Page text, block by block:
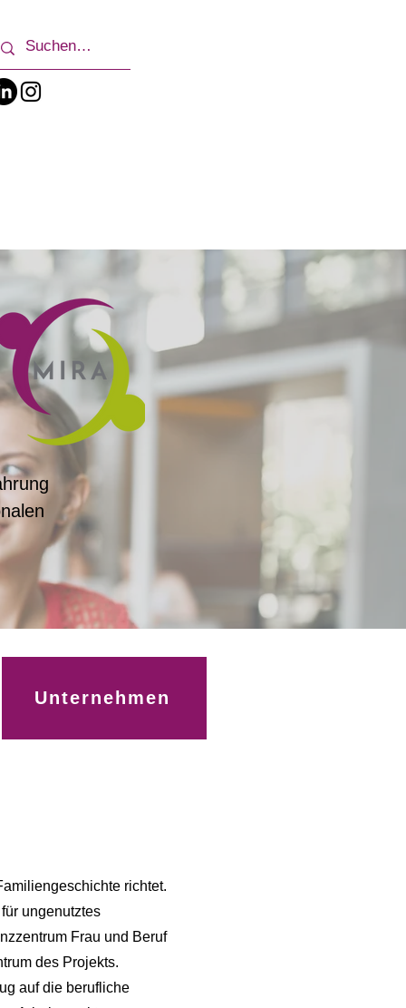
Unternehmen
richtet.
ungenutztes
Frau und Beruf
des Projekts.
auf die berufliche